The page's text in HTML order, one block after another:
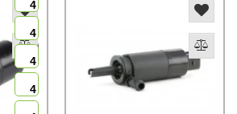
4
4
4
4